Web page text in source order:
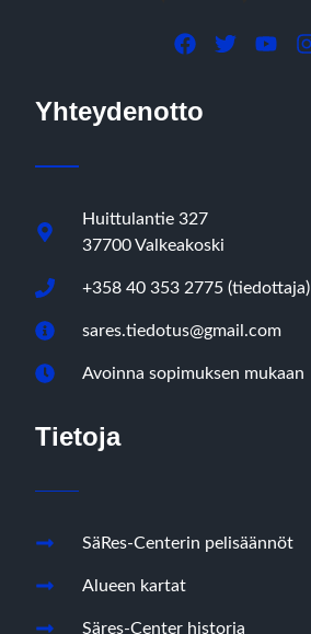
Yhteydenotto
Huittulantie 327
37700 Valkeakoski
+358 40 353 2775 (tiedottaja)
sares.tiedotus@gmail.com
Avoinna sopimuksen mukaan
Tietoja
SäRes-Centerin pelisäännöt
Alueen kartat
Säres-Center historia